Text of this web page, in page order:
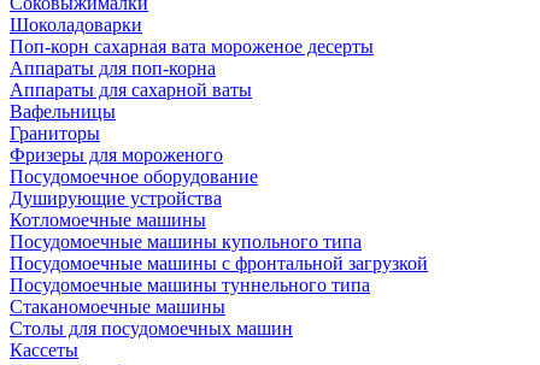
Шоколадоварки
Поп-корн сахарная вата мороженое десерты
Аппараты для поп-корна
Аппараты для сахарной ваты
Вафельницы
Граниторы
Фризеры для мороженого
Посудомоечное оборудование
Душирующие устройства
Котломоечные машины
Посудомоечные машины купольного типа
Посудомоечные машины с фронтальной загрузкой
Посудомоечные машины туннельного типа
Стаканомоечные машины
Столы для посудомоечных машин
Кассеты